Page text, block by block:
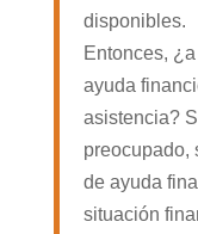
disponibles.
Entonces,
ayuda
asistencia?
preocupado,
de ayuda
situación